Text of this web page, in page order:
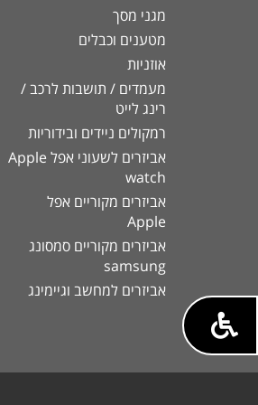
מגני מסך
מטענים וכבלים
אוזניות
מעמדים / תושבות לרכב /
רינג לייט
רמקולים ניידים ובידוריות
אביזרים לשעוני אפל Apple
watch
אביזרים מקוריים אפל
Apple
אביזרים מקוריים סמסונג
samsung
אביזרים למחשב וגיימינג